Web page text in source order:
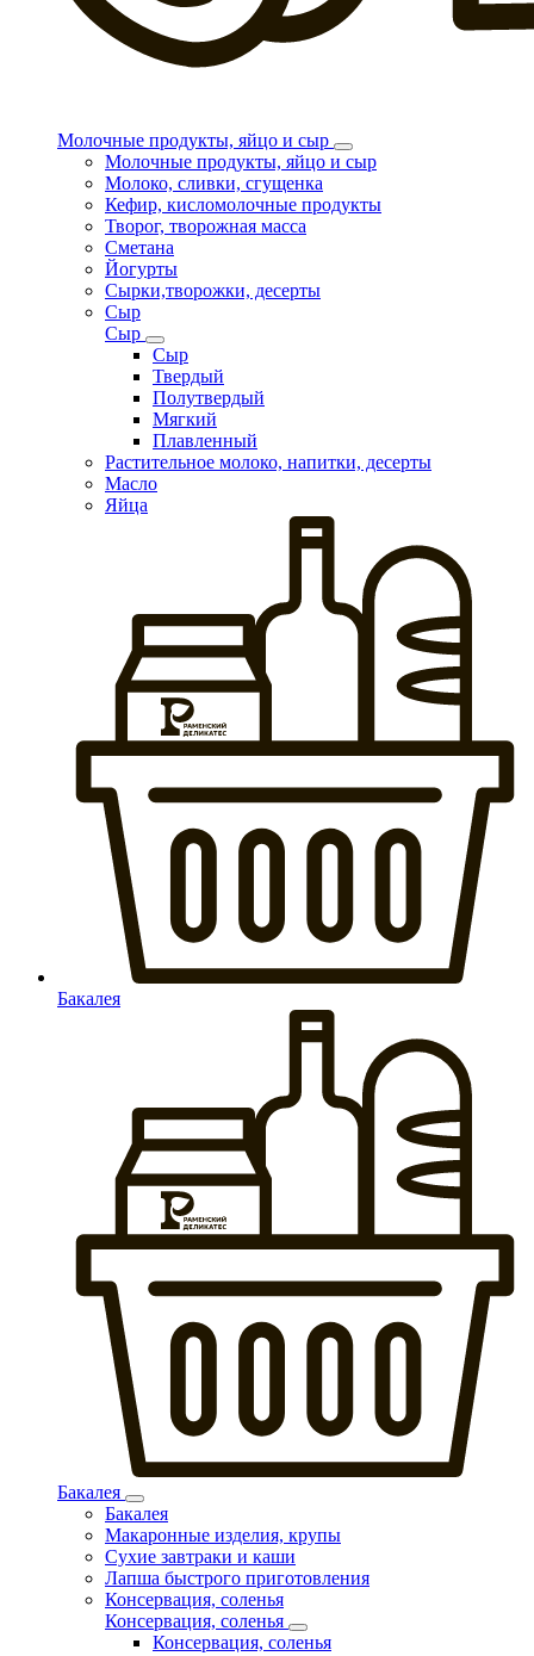
Молочные продукты, яйцо и сыр
Молочные продукты, яйцо и сыр
Молоко, сливки, сгущенка
Кефир, кисломолочные продукты
Творог, творожная масса
Сметана
Йогурты
Сырки,творожки, десерты
Сыр
Сыр
Сыр
Твердый
Полутвердый
Мягкий
Плавленный
Растительное молоко, напитки, десерты
Масло
Яйца
Бакалея
Бакалея
Бакалея
Макаронные изделия, крупы
Сухие завтраки и каши
Лапша быстрого приготовления
Консервация, соленья
Консервация, соленья
Консервация, соленья